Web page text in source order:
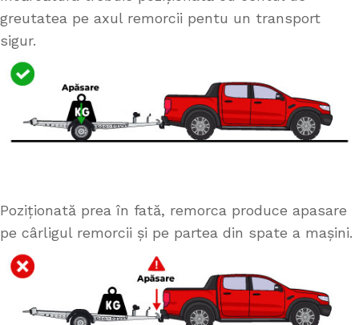
greutatea pe axul remorcii pentu un transport
sigur.
Poziționată prea în fată, remorca produce apasare
pe cârligul remorcii și pe partea din spate a mașini.